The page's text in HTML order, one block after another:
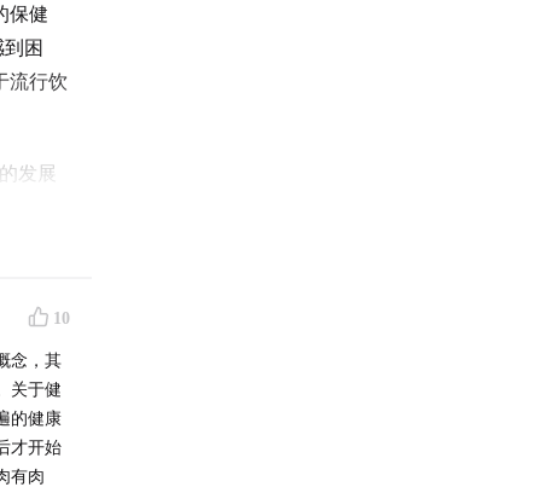
保健
困
流行饮
发展
着公
on
do
In
10
念，其
关于健
的健康
才开始
有肉